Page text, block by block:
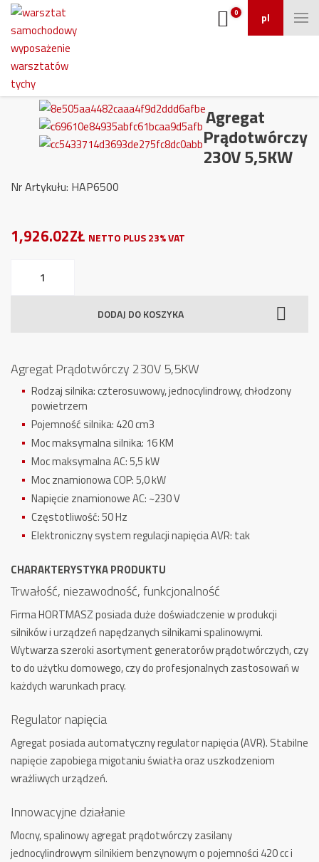
pl
0
Agregat
Prądotwórczy
230V 5,5KW
Nr Artykułu: HAP6500
1,926.02ZŁ NETTO PLUS 23% VAT
Agregat
DODAJ DO KOSZYKA
Agregat Prądotwórczy 230V 5,5KW
Rodzaj silnika: czterosuwowy, jednocylindrowy, chłodzony
powietrzem
Pojemność silnika: 420 cm3
Moc maksymalna silnika: 16 KM
Moc maksymalna AC: 5,5 kW
Moc znamionowa COP: 5,0 kW
Napięcie znamionowe AC: ~230 V
Częstotliwość: 50 Hz
Elektroniczny system regulacji napięcia AVR: tak
CHARAKTERYSTYKA PRODUKTU
Trwałość, niezawodność, funkcjonalność
Firma HORTMASZ posiada duże doświadczenie w produkcji
silników i urządzeń napędzanych silnikami spalinowymi.
Wytwarza szeroki asortyment generatorów prądotwórczych, czy
to do użytku domowego, czy do profesjonalnych zastosowań w
każdych warunkach pracy.
Regulator napięcia
Agregat posiada automatyczny regulator napięcia (AVR). Stabilne
napięcie zapobiega migotaniu światła oraz uszkodzeniom
wrażliwych urządzeń.
Innowacyjne działanie
Mocny, spalinowy agregat prądotwórczy zasilany
jednocylindrowym silnikiem benzynowym o pojemności 420 cc i